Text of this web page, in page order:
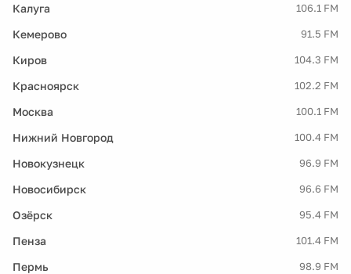
Калуга 106.1 FM
Кемерово 91.5 FM
Киров 104.3 FM
Красноярск 102.2 FM
Москва 100.1 FM
Нижний Новгород 100.4 FM
Новокузнецк 96.9 FM
Новосибирск 96.6 FM
Озёрск 95.4 FM
Пенза 101.4 FM
Пермь 98.9 FM